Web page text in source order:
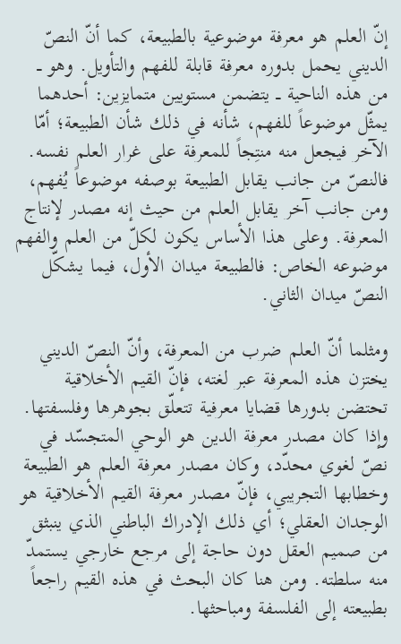
إنّ العلم هو معرفة موضوعية بالطبيعة، كما أنّ النصّ
الديني يحمل بدوره معرفة قابلة للفهم والتأويل. وهو ـ
من هذه الناحية ـ يتضمن مستويين متمايزين: أحدهما
يمثّل موضوعاً للفهم، شأنه في ذلك شأن الطبيعة؛ أمّا
الآخر فيجعل منه منتِجاً للمعرفة على غرار العلم نفسه.
فالنصّ من جانب يقابل الطبيعة بوصفه موضوعاً يُفهم،
ومن جانب آخر يقابل العلم من حيث إنه مصدر لإنتاج
المعرفة. وعلى هذا الأساس يكون لكلّ من العلم والفهم
موضوعه الخاص: فالطبيعة ميدان الأول، فيما يشكّل
النصّ ميدان الثاني.
ومثلما أنّ العلم ضرب من المعرفة، وأنّ النصّ الديني
يختزن هذه المعرفة عبر لغته، فإنّ القيم الأخلاقية
تحتضن بدورها قضايا معرفية تتعلّق بجوهرها وفلسفتها.
وإذا كان مصدر معرفة الدين هو الوحي المتجسّد في
نصّ لغوي محدّد، وكان مصدر معرفة العلم هو الطبيعة
وخطابها التجريبي، فإنّ مصدر معرفة القيم الأخلاقية هو
الوجدان العقلي؛ أي ذلك الإدراك الباطني الذي ينبثق
من صميم العقل دون حاجة إلى مرجع خارجي يستمدّ
منه سلطته. ومن هنا كان البحث في هذه القيم راجعاً
بطبيعته إلى الفلسفة ومباحثها.